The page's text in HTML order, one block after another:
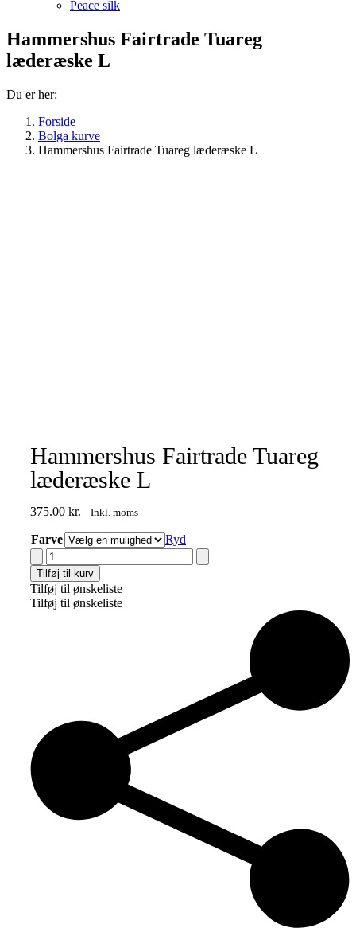
Peace silk
Hammershus Fairtrade Tuareg
læderæske L
Du er her:
Forside
Bolga kurve
Hammershus Fairtrade Tuareg læderæske L
Hammershus Fairtrade Tuareg
læderæske L
375.00 kr. Inkl. moms
Farve
Ryd
Hammershus
Fairtrade
Tuareg
læderæske
L
Tilføj til kurv
Tilføj til ønskeliste
Tilføj til ønskeliste